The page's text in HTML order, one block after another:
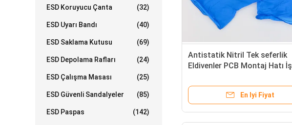
ESD Koruyucu Çanta (32)
ESD Uyarı Bandı (40)
ESD Saklama Kutusu (69)
ESD Depolama Rafları (24)
ESD Çalışma Masası (25)
ESD Güvenli Sandalyeler (85)
ESD Paspas (142)
Antistatik Nitril Tek seferlik
Eldivenler PCB Montaj Hatı İş
En Iyi Fiyat